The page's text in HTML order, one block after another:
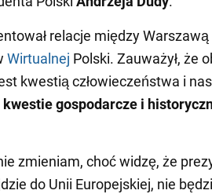
relacje między
Wirtualnej Polski. Zauważył, że
kwestią człowieczeństwa i
kwestie gospodarcze i
zmieniam, choć widzę, że
do Unii Europejskiej, nie